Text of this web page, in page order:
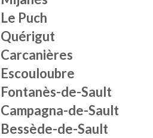
Le Puch
Quérigut
Carcanières
Escouloubre
Fontanès-de-Sault
Campagna-de-Sault
Bessède-de-Sault